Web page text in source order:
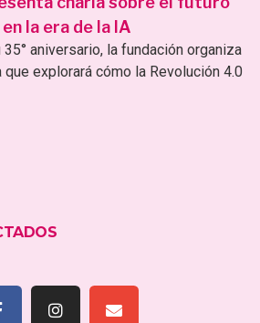
la era de la IA
aniversario, la fundación organiza
que explorará cómo la Revolución 4.0